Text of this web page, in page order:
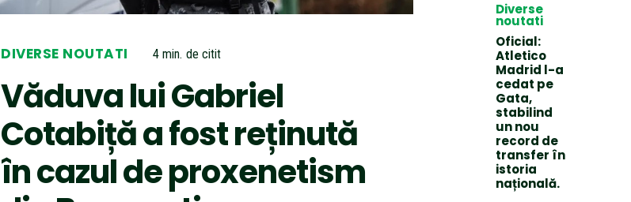
DIVERSE NOUTATI 4min. de citit
Văduva lui Gabriel
Cotabiță a fost reținută
în cazul de proxenetism
Diverse
noutati
Oficial:
Atletico
Madrid l-a
cedat pe
Gata,
stabilind
un nou
record de
transfer în
istoria
națională.